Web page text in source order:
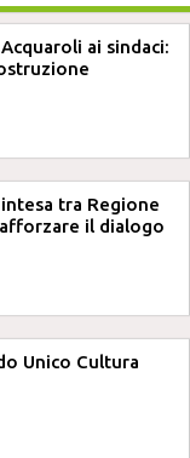
ai sindaci:
tra Regione
il dialogo
Unico Cultura